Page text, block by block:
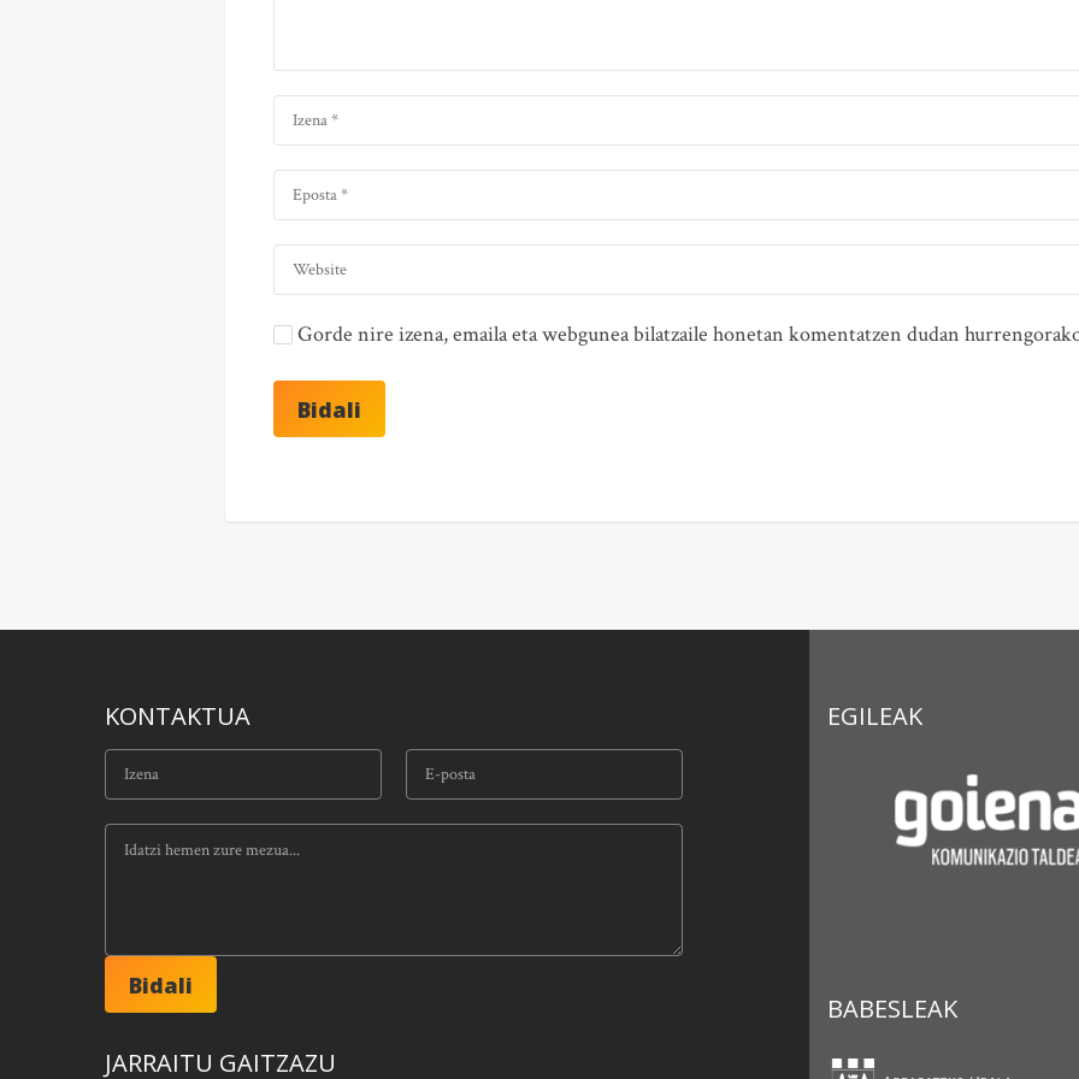
Gorde nire izena, emaila eta webgunea bilatzaile honetan komentatzen dudan
KONTAKTUA
JARRAITU GAITZAZU
EGILEAK
BABESLEAK